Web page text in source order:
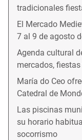
tradicionales
El Mercado
7 al 9 de agosto
Agenda cultural
mercados,
María do Ceo
Catedral de
Las piscinas
su horario
socorrismo